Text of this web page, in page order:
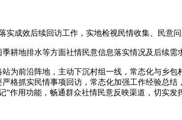
成效后续回访工作，实地检视民情收集、民意问
地排水等方面社情民意信息落实情况及后续需
前沿阵地，主动下沉村组一线，常态化与乡包
格抓实民情事项回访，常态化加强工作经验总结
作用功能，畅通群众社情民意反映渠道，切实